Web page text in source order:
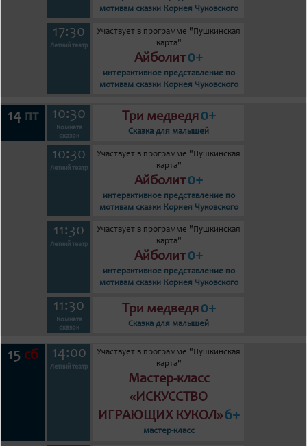
мотивам сказки Корнея Чуковского
17:30
Летний театр
Участвует в программе "Пушкинская
карта"
Айболит0+
интерактивное представление по
мотивам сказки Корнея Чуковского
14 пт 10:30
Комната
сказок
Три медведя0+
Сказка для малышей
10:30
Летний театр
Участвует в программе "Пушкинская
карта"
Айболит0+
интерактивное представление по
мотивам сказки Корнея Чуковского
11:30
Летний театр
Участвует в программе "Пушкинская
карта"
Айболит0+
интерактивное представление по
мотивам сказки Корнея Чуковского
11:30
Комната
сказок
Три медведя0+
Сказка для малышей
15 сб 14:00
Летний театр
Участвует в программе "Пушкинская
карта"
Мастер-класс
«ИСКУССТВО
ИГРАЮЩИХ КУКОЛ»6+
мастер-класс